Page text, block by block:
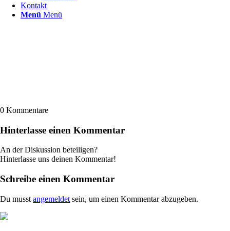
Kontakt
Menü Menü
0 Kommentare
Hinterlasse einen Kommentar
An der Diskussion beteiligen?
Hinterlasse uns deinen Kommentar!
Schreibe einen Kommentar
Du musst angemeldet sein, um einen Kommentar abzugeben.